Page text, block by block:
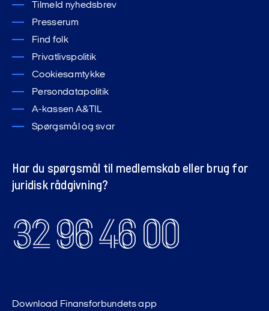
Tilmeld nyhedsbrev
Presserum
Find folk
Privatlivspolitik
Cookiesamtykke
Persondatapolitik
A-kassen A&TIL
Spørgsmål og svar
Har du spørgsmål til medlemskab eller brug for
juridisk rådgivning?
32 96 46 00
Download Finansforbundets app